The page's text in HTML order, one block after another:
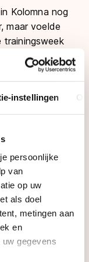
instellingen
persoonlijke
van
op uw
als doel
metingen aan
en
gegevens
Kolomna nog
maar voelde
trainingsweek
volgde,
ben ik bergop
nauwelijks
"Ik
anders dan
Breeuwsma
ik niet
te zijn." Hoe
afwachten.
rust. Iets wat
zo goed stil